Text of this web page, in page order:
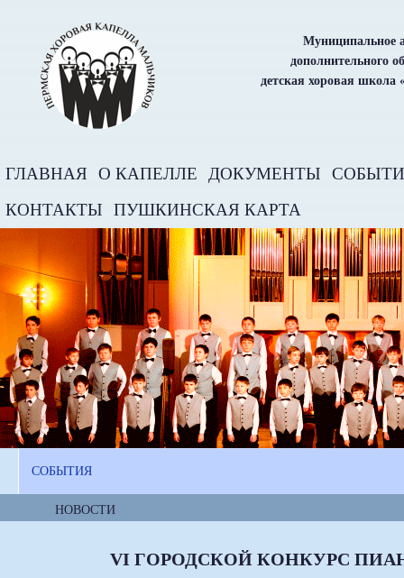
Муниципальное
дополнительного
детская хоровая школа
ГЛАВНАЯ О КАПЕЛЛЕ ДОКУМЕНТЫ
КОНТАКТЫ
ПУШКИНСКАЯ КАРТА
СОБЫТИЯ
НОВОСТИ
VI ГОРОДСКОЙ КОНКУРС